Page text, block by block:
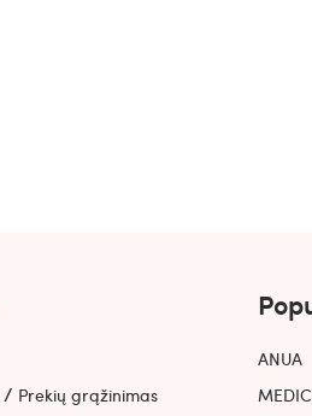
/ Prekių grąžinimas
ANUA